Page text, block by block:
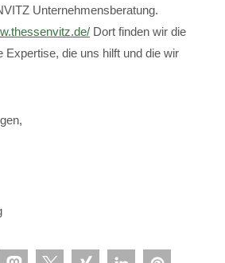
Unternehmensberatung.
Dort finden wir die
Expertise, die uns hilft und die wir